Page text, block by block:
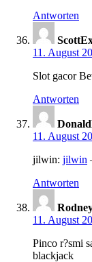
Antworten
11. August
Slot gacor
Antworten
11. August
jilwin: jilwin
Antworten
11. August
Pinco r?smi
blackjack